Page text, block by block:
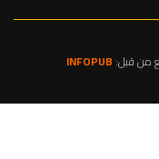
INFOPUB